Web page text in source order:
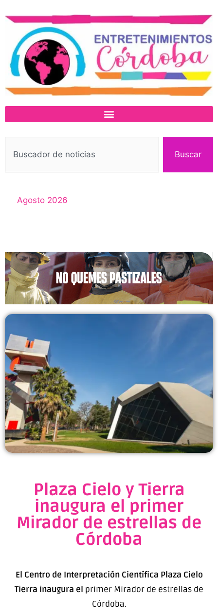
Buscar
Agosto 2026
Plaza Cielo y Tierra
inaugura el primer
Mirador de estrellas de
Córdoba
El Centro de Interpretación Científica Plaza Cielo
Tierra inaugura el primer Mirador de estrellas de
Córdoba.